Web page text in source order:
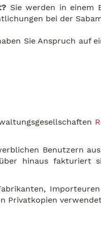
Sie werden in einem
bei der
Sie Anspruch auf
Benutzern
hinaus fakturiert
Privatkopien